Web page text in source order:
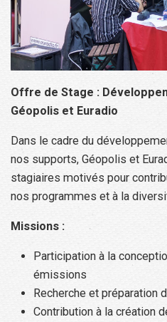
Offre de Stage :
Géopolis et Euradio
Dans le cadre du
nos supports, Géopolis et
stagiaires motivés pour
nos programmes et à la
Missions :
Participation à la
émissions
Recherche et préparation
Contribution à la création